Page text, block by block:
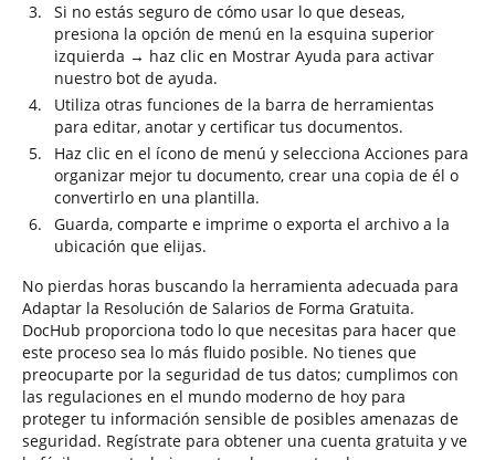
Si no estás seguro de cómo usar lo que deseas,
presiona la opción de menú en la esquina superior
izquierda → haz clic en Mostrar Ayuda para activar
nuestro bot de ayuda.
Utiliza otras funciones de la barra de herramientas
para editar, anotar y certificar tus documentos.
Haz clic en el ícono de menú y selecciona Acciones para
organizar mejor tu documento, crear una copia de él o
convertirlo en una plantilla.
Guarda, comparte e imprime o exporta el archivo a la
ubicación que elijas.
No pierdas horas buscando la herramienta adecuada para
Adaptar la Resolución de Salarios de Forma Gratuita.
DocHub proporciona todo lo que necesitas para hacer que
este proceso sea lo más fluido posible. No tienes que
preocuparte por la seguridad de tus datos; cumplimos con
las regulaciones en el mundo moderno de hoy para
proteger tu información sensible de posibles amenazas de
seguridad. Regístrate para obtener una cuenta gratuita y ve